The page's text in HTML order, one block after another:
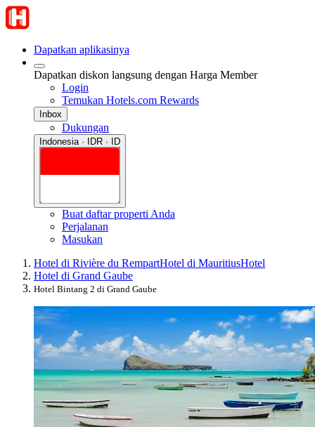
Dapatkan aplikasinya
Dapatkan diskon langsung dengan Harga Member
Login
Temukan Hotels.com Rewards
Inbox
Dukungan
Indonesia · IDR · ID
Buat daftar properti Anda
Perjalanan
Masukan
Hotel di Rivière du RempartHotel di MauritiusHotel
Hotel di Grand Gaube
Hotel Bintang 2 di Grand Gaube